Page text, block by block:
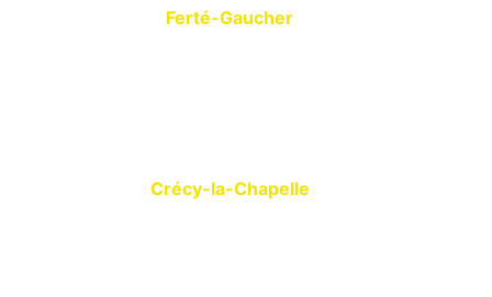
Ferté-Gaucher
Crécy-la-Chapelle